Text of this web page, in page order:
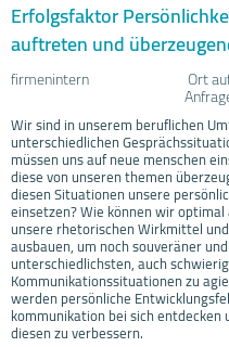
Erfolgsfaktor
auftreten und
firmenintern Ort
Wir sind in unserem beruflichen
unterschiedlichen
müssen uns auf neue menschen
diese von unseren themen
diesen Situationen unsere
einsetzen? Wie können wir
unsere rhetorischen Wirkmittel
ausbauen, um noch souveräner
unterschiedlichsten, auch
Kommunikationssituationen zu
werden persönliche
kommunikation bei sich entdecken
diesen zu verbessern.